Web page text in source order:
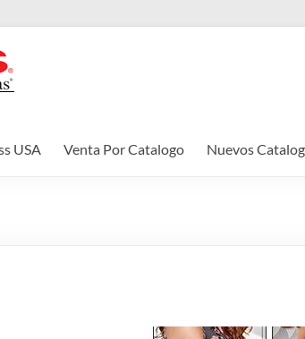
USA Venta Por Catalogo Nuevos